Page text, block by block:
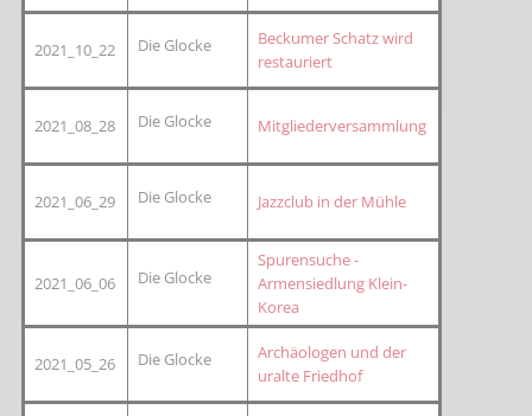
2021_10_22 Die Glocke
Beckumer Schatz wird
restauriert
2021_08_28 Die Glocke Mitgliederversammlung
2021_06_29 Die Glocke Jazzclub in der Mühle
2021_06_06 Die Glocke
Spurensuche -
Armensiedlung Klein-
Korea
2021_05_26 Die Glocke
Archäologen und der
uralte Friedhof